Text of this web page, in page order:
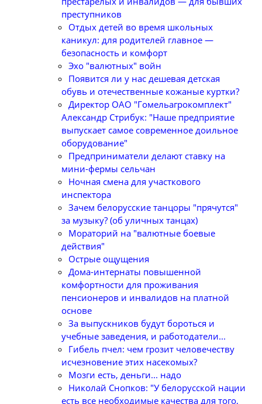
преступников
Отдых детей во время школьных
каникул: для родителей главное —
безопасность и комфорт
Эхо "валютных" войн
Появится ли у нас дешевая детская
обувь и отечественные кожаные куртки?
Директор ОАО "Гомельагрокомплект"
Александр Стрибук: "Наше предприятие
выпускает самое современное доильное
оборудование"
Предприниматели делают ставку на
мини-фермы сельчан
Ночная смена для участкового
инспектора
Зачем белорусские танцоры "прячутся"
за музыку? (об уличных танцах)
Мораторий на "валютные боевые
действия"
Острые ощущения
Дома-интернаты повышенной
комфортности для проживания
пенсионеров и инвалидов на платной
основе
За выпускников будут бороться и
учебные заведения, и работодатели...
Гибель пчел: чем грозит человечеству
исчезновение этих насекомых?
Мозги есть, деньги... надо
Николай Снопков: "У белорусской нации
есть все необходимые качества для того,